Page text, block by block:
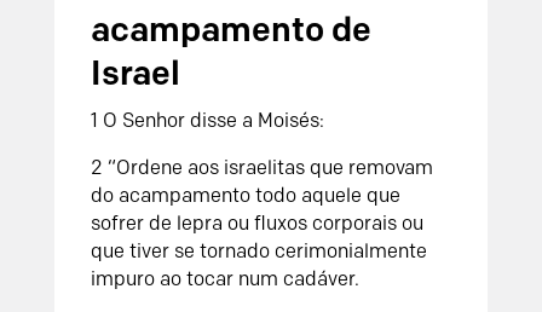
acampamento de
Israel
1 O Senhordisse a Moisés:
2 “Ordene aos israelitas que removam
do acampamento todo aquele que
sofrer de lepra ou fluxos corporais ou
que tiver se tornado cerimonialmente
impuro ao tocar num cadáver.